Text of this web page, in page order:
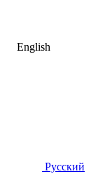
English
Русский